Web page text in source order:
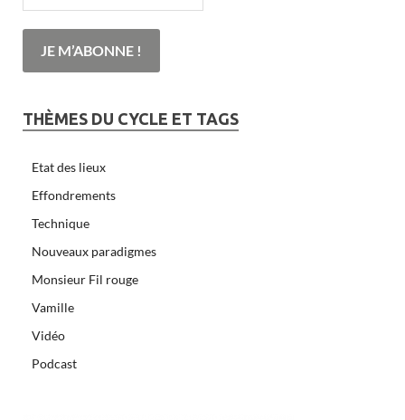
THÈMES DU CYCLE ET TAGS
Etat des lieux
Effondrements
Technique
Nouveaux paradigmes
Monsieur Fil rouge
Vamille
Vidéo
Podcast